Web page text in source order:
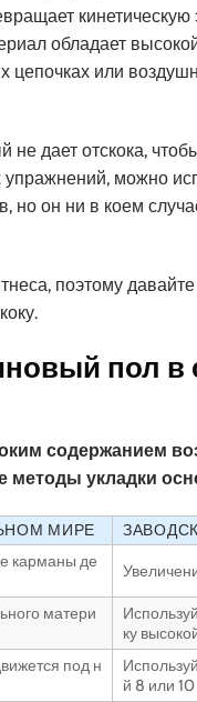
обладает
цепочках или
дает отскока,
можно
но он ни в коем
поэтому
пол в
содержанием
укладки
МИРЕ
карманы де
матери
ку
под н
й 8 или